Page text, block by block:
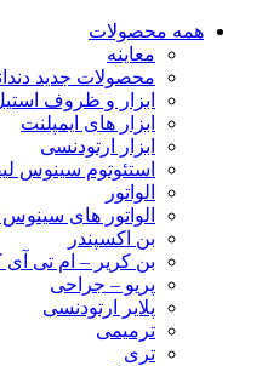
همه محصولات
معاینه
محصولات جدید
ابزار و ظروف
ابزار های ایمپلنت
ابزار ارتودنسی
استئوتوم سینوس
الواتور
الواتور های
بن اکسپندر
بن کریر – ام تی آی
پریو – جراحی
پلایر ارتودنسی
ترمیمی
تری